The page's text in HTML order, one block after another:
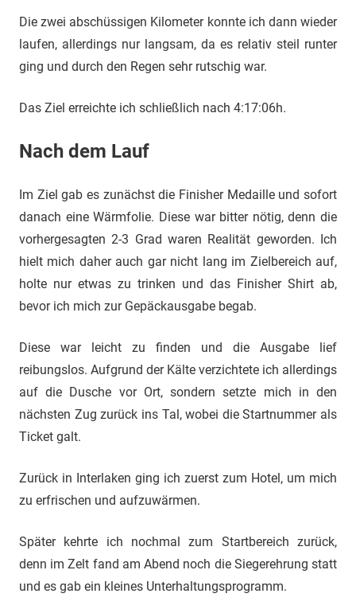
Die zwei abschüssigen Kilometer konnte ich dann wieder
laufen, allerdings nur langsam, da es relativ steil runter
ging und durch den Regen sehr rutschig war.
Das Ziel erreichte ich schließlich nach 4:17:06h.
Nach dem Lauf
Im Ziel gab es zunächst die Finisher Medaille und sofort
danach eine Wärmfolie. Diese war bitter nötig, denn die
vorhergesagten 2-3 Grad waren Realität geworden. Ich
hielt mich daher auch gar nicht lang im Zielbereich auf,
holte nur etwas zu trinken und das Finisher Shirt ab,
bevor ich mich zur Gepäckausgabe begab.
Diese war leicht zu finden und die Ausgabe lief
reibungslos. Aufgrund der Kälte verzichtete ich allerdings
auf die Dusche vor Ort, sondern setzte mich in den
nächsten Zug zurück ins Tal, wobei die Startnummer als
Ticket galt.
Zurück in Interlaken ging ich zuerst zum Hotel, um mich
zu erfrischen und aufzuwärmen.
Später kehrte ich nochmal zum Startbereich zurück,
denn im Zelt fand am Abend noch die Siegerehrung statt
und es gab ein kleines Unterhaltungsprogramm.